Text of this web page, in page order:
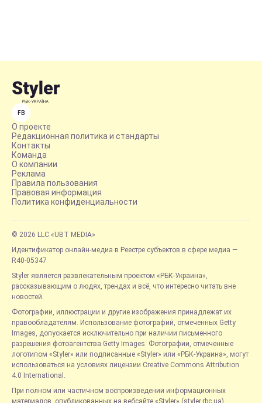
FB
О проекте
Редакционная политика и стандарты
Контакты
Команда
О компании
Реклама
Правила пользования
Правовая информация
Политика конфиденциальности
© 2026 LLC «UBT MEDIA»
Идентификатор онлайн-медиа в Реестре субъектов в сфере медиа —
R40-05347
Styler является развлекательным проектом «РБК-Украина»,
рассказывающим о людях, трендах и всё, что интересно читать вне
новостей.
Фотографии, иллюстрации и другие изображения принадлежат их
правообладателям. Использование фотографий, отмеченных Getty
Images, допускается исключительно при наличии письменного
разрешения фотоагентства Getty Images. Фотографии, отмеченные
логотипом «Styler» или подписанные «Styler» или «РБК-Украина», могут
использоваться на условиях лицензии Creative Commons Attribution
4.0 International.
При полном или частичном воспроизведении информационных